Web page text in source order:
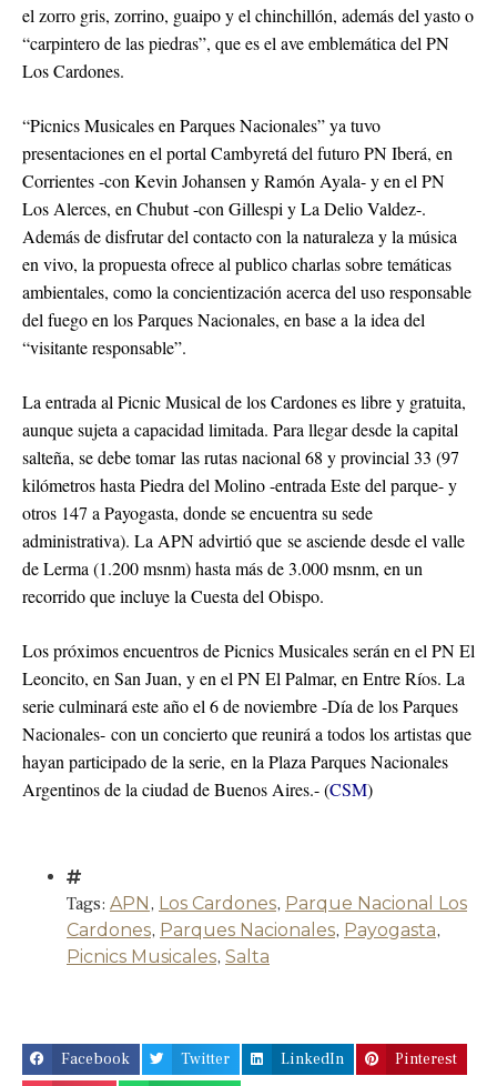
el zorro gris, zorrino, guaipo y el chinchillón, además del yasto o
“carpintero de las piedras”, que es el ave emblemática del PN
Los Cardones.
“Picnics Musicales en Parques Nacionales” ya tuvo
presentaciones en el portal Cambyretá del futuro PN Iberá, en
Corrientes -con Kevin Johansen y Ramón Ayala- y en el PN
Los Alerces, en Chubut -con Gillespi y La Delio Valdez-.
Además de disfrutar del contacto con la naturaleza y la música
en vivo, la propuesta ofrece al publico charlas sobre temáticas
ambientales, como la concientización acerca del uso responsable
del fuego en los Parques Nacionales, en base a la idea del
“visitante responsable”.
La entrada al Picnic Musical de los Cardones es libre y gratuita,
aunque sujeta a capacidad limitada. Para llegar desde la capital
salteña, se debe tomar las rutas nacional 68 y provincial 33 (97
kilómetros hasta Piedra del Molino -entrada Este del parque- y
otros 147 a Payogasta, donde se encuentra su sede
administrativa). La APN advirtió que se asciende desde el valle
de Lerma (1.200 msnm) hasta más de 3.000 msnm, en un
recorrido que incluye la Cuesta del Obispo.
Los próximos encuentros de Picnics Musicales serán en el PN El
Leoncito, en San Juan, y en el PN El Palmar, en Entre Ríos. La
serie culminará este año el 6 de noviembre -Día de los Parques
Nacionales- con un concierto que reunirá a todos los artistas que
hayan participado de la serie, en la Plaza Parques Nacionales
Argentinos de la ciudad de Buenos Aires.- (CSM)
Tags: APN, Los Cardones, Parque Nacional Los
Cardones, Parques Nacionales, Payogasta,
Picnics Musicales, Salta
Facebook Twitter LinkedIn
Pinterest